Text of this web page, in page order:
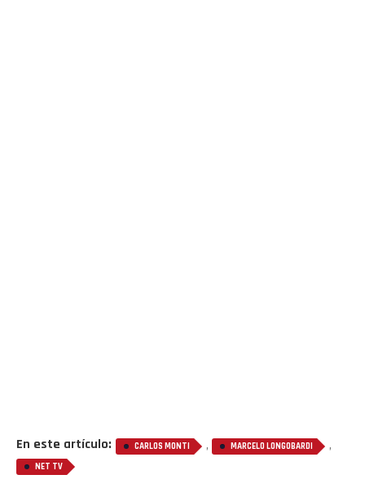
En este artículo: CARLOS MONTI , MARCELO LONGOBARDI ,
NET TV